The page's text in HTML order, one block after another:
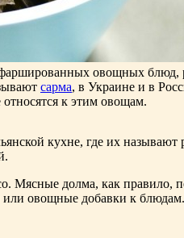
овощных
сарма, в Украине и в
к этим овощам.
кухне, где их
Мясные долма, как
или овощные добавки к блюдам.